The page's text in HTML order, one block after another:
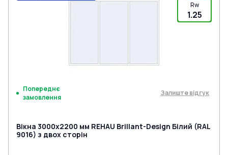
Rw
1.25
Попереднє
замовлення
Залиште відгук
Вікна 3000x2200 мм REHAU Brillant-Design Білий (RAL
9016) з двох сторін